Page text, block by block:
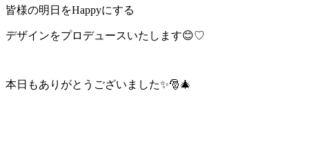
皆様の明日をHappyにする
デザインをプロデュースいたします😊♡
本日もありがとうございました✨🎅🎄